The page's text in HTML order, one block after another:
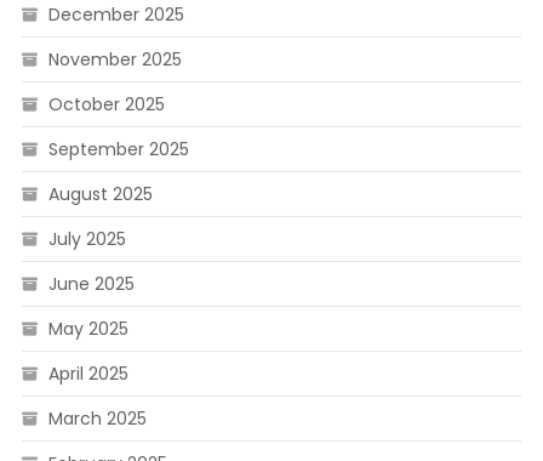
December 2025
November 2025
October 2025
September 2025
August 2025
July 2025
June 2025
May 2025
April 2025
March 2025